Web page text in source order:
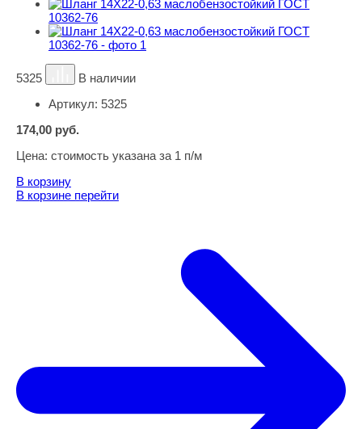
5325
В наличии
Артикул: 5325
174,00 руб.
Цена: стоимость указана за 1 п/м
В корзину
В корзине перейти